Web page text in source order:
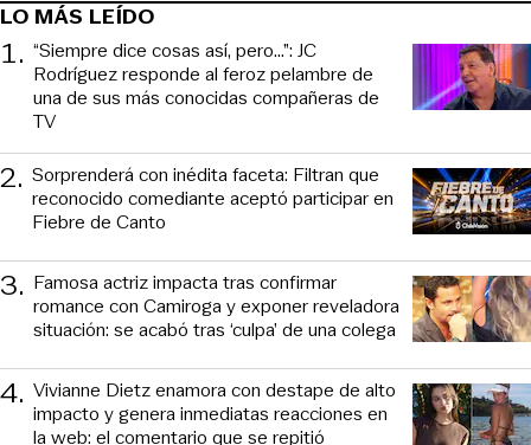
LO MÁS LEÍDO
1. “Siempre dice cosas así, pero...”: JC
Rodríguez responde al feroz pelambre de
una de sus más conocidas compañeras de
TV
2. Sorprenderá con inédita faceta: Filtran que
reconocido comediante aceptó participar en
Fiebre de Canto
3. Famosa actriz impacta tras confirmar
romance con Camiroga y exponer reveladora
situación: se acabó tras ‘culpa’ de una colega
4. Vivianne Dietz enamora con destape de alto
impacto y genera inmediatas reacciones en
la web: el comentario que se repitió